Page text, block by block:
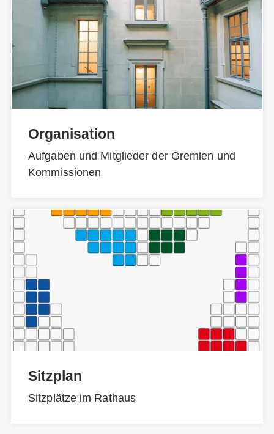
Organisation
Aufgaben und Mitglieder der Gremien und
Kommissionen
Sitzplan
Sitzplätze im Rathaus